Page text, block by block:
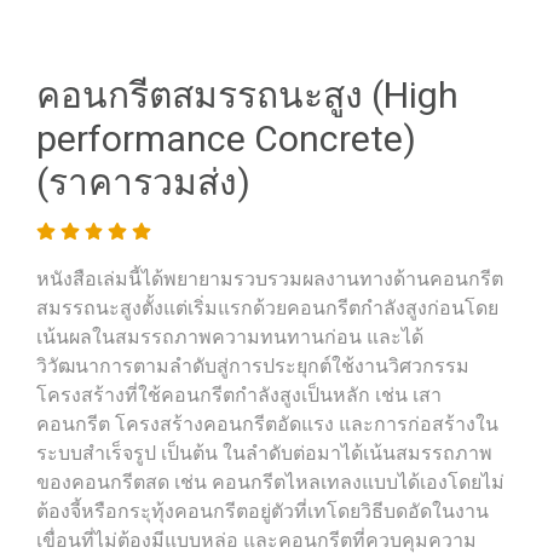
คอนกรีตสมรรถนะสูง (High
performance Concrete)
(ราคารวมส่ง)
หนังสือเล่มนี้ได้พยายามรวบรวมผลงานทางด้านคอนกรีต
สมรรถนะสูงตั้งแต่เริ่มแรกด้วยคอนกรีตกำลังสูงก่อนโดย
เน้นผลในสมรรถภาพความทนทานก่อน และได้
วิวัฒนาการตามลำดับสู่การประยุกต์ใช้งานวิศวกรรม
โครงสร้างที่ใช้คอนกรีตกำลังสูงเป็นหลัก เช่น เสา
คอนกรีต โครงสร้างคอนกรีตอัดแรง และการก่อสร้างใน
ระบบสำเร็จรูป เป็นต้น ในลำดับต่อมาได้เน้นสมรรถภาพ
ของคอนกรีตสด เช่น คอนกรีตไหลเทลงแบบได้เองโดยไม่
ต้องจี้หรือกระุทุ้งคอนกรีตอยู่ตัวที่เทโดยวิธีบดอัดในงาน
เขื่อนที่ไม่ต้องมีแบบหล่อ และคอนกรีตที่ควบคุมความ